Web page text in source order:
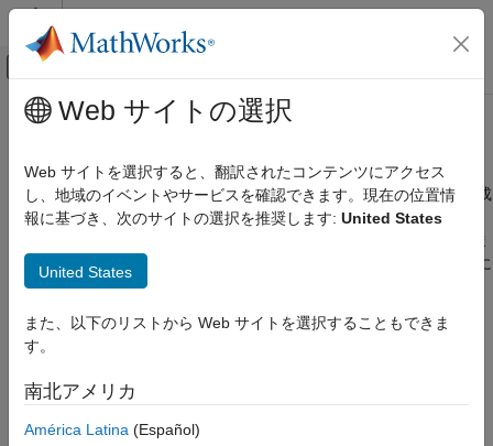
コンテンツへスキップ
オフキャンバス ナビゲーション メ
ドキュメンテーションのホーム
Deep Learning Toolbox
深層ニューラル ネットワークのインポートと
カスタム層
深層学習のネットワーク構成
項目一覧
ブジェクトを学習で使用するための自動的な
初期化
予測関数と順方向関数
メインコンテンツ
深層学習のネットワーク構成
それ自体がニューラル ネットワークを定義するカスタム層を作成
するには、層定義の properties (Learnable)セクションで、学
す。この手法は
"ネットワーク構成" と呼ばれます。以下の場合に
ネットワーク構成を使用できます。
コントロール フローをもつネットワーク (入力データに応じ
ループをもつネットワーク (自分自身に出力をフィードバッ
Web サイトの選択
Web サイトを選択すると、翻訳されたコンテンツにアクセス
し、地域のイベントやサービスを確認できます。現在の位置情
報に基づき、次のサイトの選択を推奨します: United States
United States
また、以下のリストから Web サイトを選択することもできま
す。
南北アメリカ
América Latina (Español)